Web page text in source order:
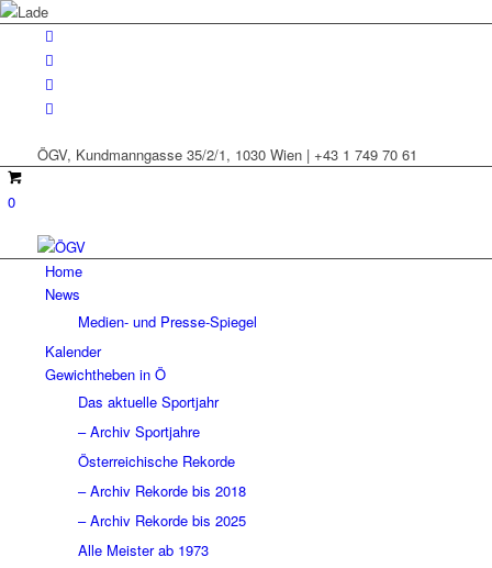
ÖGV, Kundmanngasse 35/2/1, 1030 Wien | +43 1 749 70 61
0
Home
News
Medien- und Presse-Spiegel
Kalender
Gewichtheben in Ö
Das aktuelle Sportjahr
– Archiv Sportjahre
Österreichische Rekorde
– Archiv Rekorde bis 2018
– Archiv Rekorde bis 2025
Alle Meister ab 1973